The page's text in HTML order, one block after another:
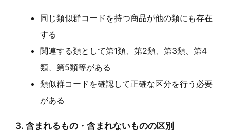
同じ類似群コードを持つ商品が他の類にも存在
する
関連する類として第1類、第2類、第3類、第4
類、第5類等がある
類似群コードを確認して正確な区分を行う必要
がある
3. 含まれるもの・含まれないものの区別